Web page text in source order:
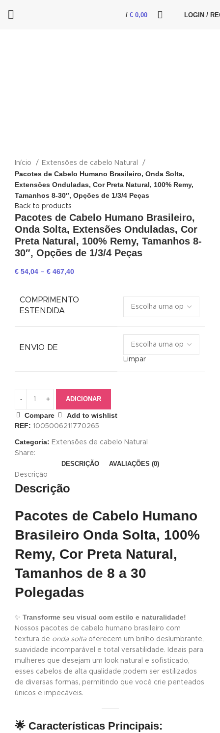
/ € 0,00 LOGIN /
Início
Extensões de cabelo Natural
Pacotes de Cabelo Humano Brasileiro, Onda Solta,
Extensões Onduladas, Cor Preta Natural, 100% Remy,
Tamanhos 8-30″, Opções de 1/3/4 Peças
Back to products
Pacotes de Cabelo Humano Brasileiro,
Onda Solta, Extensões Onduladas, Cor
Preta Natural, 100% Remy, Tamanhos 8-
30″, Opções de 1/3/4 Peças
€ 54,04 – € 467,40
COMPRIMENTO
ESTENDIDA
ENVIO DE
Limpar
ADICIONAR
Compare
Add to wishlist
REF: 1005006211770265
Categoria: Extensões de cabelo Natural
Share:
DESCRIÇÃO AVALIAÇÕES (0)
Descrição
Descrição
Pacotes de Cabelo Humano
Brasileiro Onda Solta, 100%
Remy, Cor Preta Natural,
Tamanhos de 8 a 30
Polegadas
✨ Transforme seu visual com estilo e naturalidade!
Nossos pacotes de cabelo humano brasileiro com
textura de onda solta oferecem um brilho deslumbrante,
suavidade incomparável e total versatilidade. Ideais para
mulheres que desejam um look natural e sofisticado,
esses cabelos de alta qualidade podem ser estilizados
de diversas formas, permitindo que você crie penteados
únicos e impecáveis.
🌟 Características Principais: